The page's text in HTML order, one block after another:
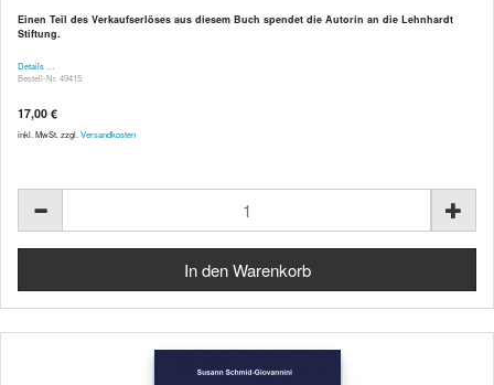
Einen Teil des Verkaufserlöses aus diesem Buch spendet die Autorin an die Lehnhardt
Stiftung.
Details …
Bestell-Nr. 49415
17,00 €
inkl. MwSt. zzgl. Versandkosten